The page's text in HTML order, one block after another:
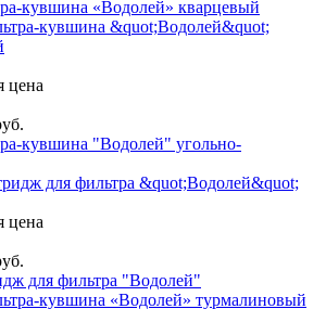
кувшина «Водолей» кварцевый
цена
кувшина "Водолей" угольно-
цена
для фильтра "Водолей"